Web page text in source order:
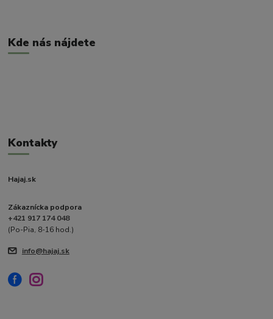
Kde nás nájdete
Kontakty
Hajaj.sk
Zákaznícka podpora
+421 917 174 048
(Po-Pia, 8-16 hod.)
info@hajaj.sk